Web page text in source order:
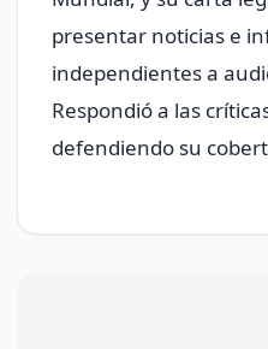
presentar noticias e
independientes a
Respondió a las
defendiendo su